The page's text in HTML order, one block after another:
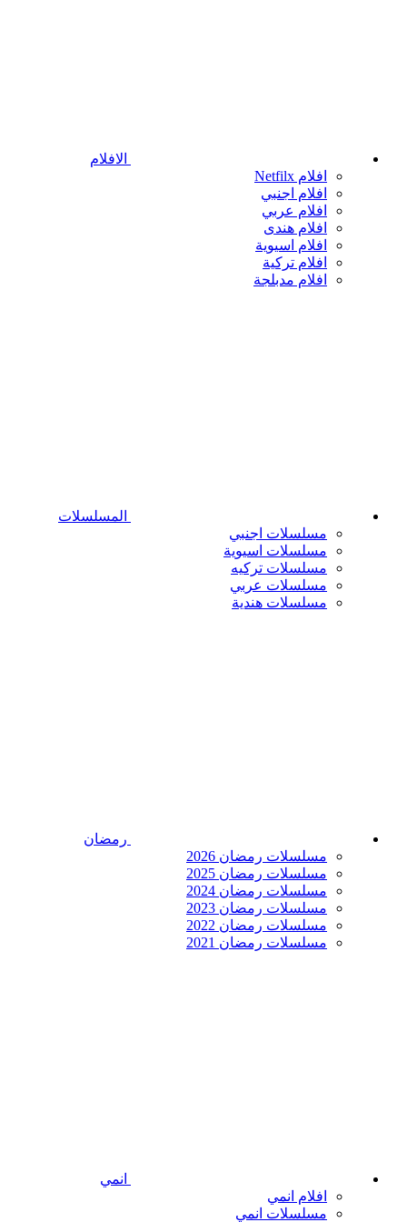
الافلام
افلام Netfilx
افلام اجنبي
افلام عربي
افلام هندى
افلام اسيوية
افلام تركية
افلام مدبلجة
المسلسلات
مسلسلات اجنبي
مسلسلات اسيوية
مسلسلات تركيه
مسلسلات عربي
مسلسلات هندية
رمضان
مسلسلات رمضان 2026
مسلسلات رمضان 2025
مسلسلات رمضان 2024
مسلسلات رمضان 2023
مسلسلات رمضان 2022
مسلسلات رمضان 2021
انمي
افلام انمي
مسلسلات انمي